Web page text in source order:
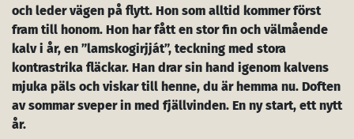
och leder vägen på flytt. Hon som alltid kommer först
fram till honom. Hon har fått en stor fin och välmående
kalv i år, en ”lamskogirjját”, teckning med stora
kontrastrika fläckar. Han drar sin hand igenom kalvens
mjuka päls och viskar till henne, du är hemma nu. Doften
av sommar sveper in med fjällvinden. En ny start, ett nytt
år.